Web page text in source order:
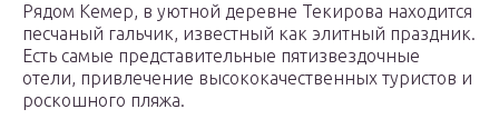
Рядом Кемер, в уютной деревне Текирова находится
песчаный гальчик, известный как элитный праздник.
Есть самые представительные пятизвездочные
отели, привлечение высококачественных туристов и
роскошного пляжа.